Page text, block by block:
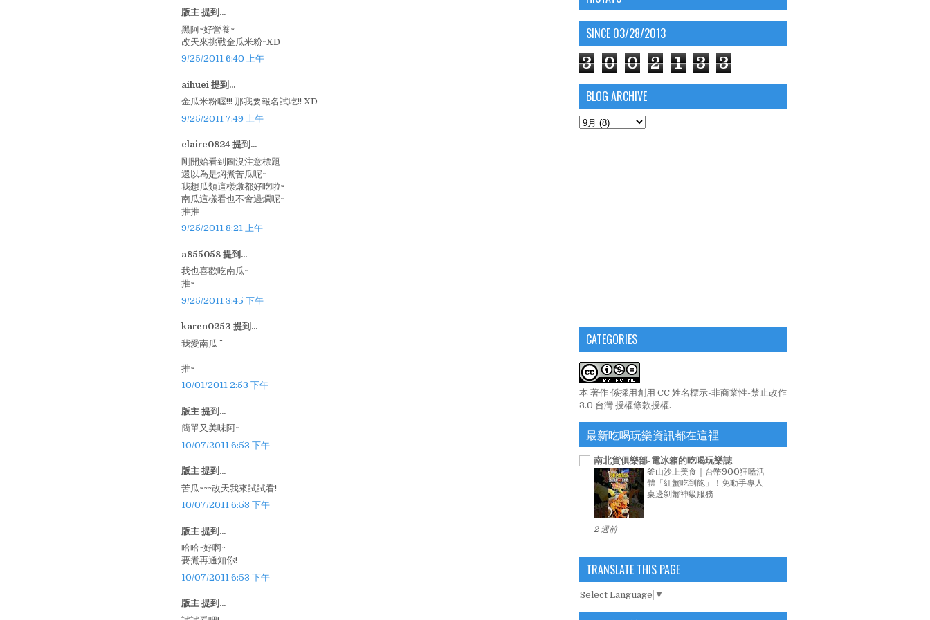
版主 提到...
黑阿~好營養~
改天來挑戰金瓜米粉~XD
9/25/2011 6:40 上午
aihuei 提到...
金瓜米粉喔!!! 那我要報名試吃!! XD
9/25/2011 7:49 上午
claire0824 提到...
剛開始看到圖沒注意標題
還以為是焖煮苦瓜呢~
我想瓜類這樣燉都好吃啦~
南瓜這樣看也不會過爛呢~
推推
9/25/2011 8:21 上午
a855058 提到...
我也喜歡吃南瓜~
推~
9/25/2011 3:45 下午
karen0253 提到...
我愛南瓜 ^^
推~
10/01/2011 2:53 下午
版主 提到...
簡單又美味阿~
10/07/2011 6:53 下午
版主 提到...
苦瓜~~~改天我來試試看!
10/07/2011 6:53 下午
版主 提到...
哈哈~好啊~
要煮再通知你!
10/07/2011 6:53 下午
版主 提到...
SINCE 03/28/2013
3 0 0 2 1 3 3
BLOG ARCHIVE
CATEGORIES
本 著作 係採用創用 CC 姓名標示-非商業性-禁止改作
3.0 台灣 授權條款授權.
最新吃喝玩樂資訊都在這裡
南北貨俱樂部-電冰箱的吃喝玩樂誌
釜山沙上美食｜台幣900狂嗑活
體「紅蟹吃到飽」！免動手專人
桌邊剝蟹神級服務
2 週前
TRANSLATE THIS PAGE
Select Language ▼